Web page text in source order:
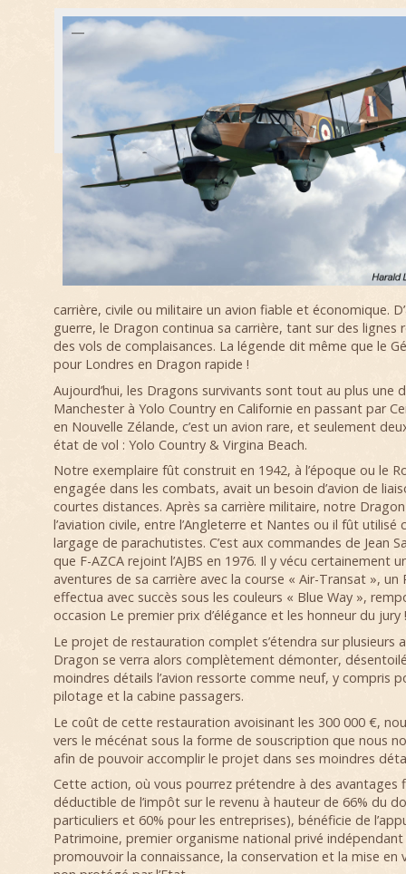
carrière, civile ou militaire un avion fiable et économique.
guerre, le Dragon continua sa carrière, tant sur des lignes
des vols de complaisances. La légende dit même que le
pour Londres en Dragon rapide !
Aujourd’hui, les Dragons survivants sont tout au plus une
Manchester à Yolo Country en Californie en passant par
en Nouvelle Zélande, c’est un avion rare, et seulement
état de vol : Yolo Country & Virgina Beach.
Notre exemplaire fût construit en 1942, à l’époque ou le
engagée dans les combats, avait un besoin d’avion de
courtes distances. Après sa carrière militaire, notre
l’aviation civile, entre l’Angleterre et Nantes ou il fût utilisé
largage de parachutistes. C’est aux commandes de Jean
que F-AZCA rejoint l’AJBS en 1976. Il y vécu certainement
aventures de sa carrière avec la course « Air-Transat », un
effectua avec succès sous les couleurs « Blue Way »,
occasion Le premier prix d’élégance et les honneur du jury !
Le projet de restauration complet s’étendra sur plusieurs
Dragon se verra alors complètement démonter,
moindres détails l’avion ressorte comme neuf, y compris
pilotage et la cabine passagers.
Le coût de cette restauration avoisinant les 300 000 €,
vers le mécénat sous la forme de souscription que nous
afin de pouvoir accomplir le projet dans ses moindres
Cette action, où vous pourrez prétendre à des avantages
déductible de l’impôt sur le revenu à hauteur de 66% du
particuliers et 60% pour les entreprises), bénéficie de
Patrimoine, premier organisme national privé indépendant
promouvoir la connaissance, la conservation et la mise en